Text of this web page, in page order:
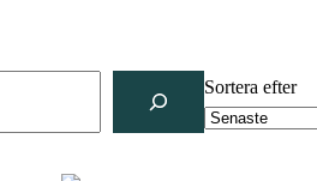
Sortera efter